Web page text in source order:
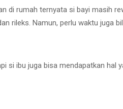
di rumah ternyata si bayi masih
rileks. Namun, perlu waktu juga
si ibu juga bisa mendapatkan hal